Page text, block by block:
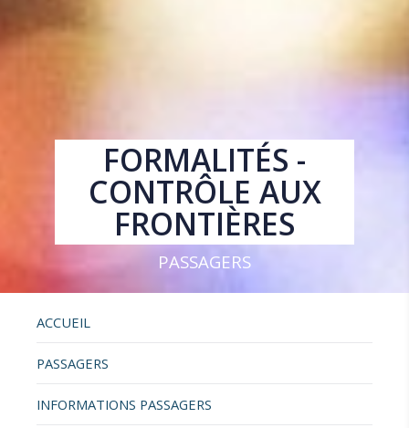
FORMALITÉS -
CONTRÔLE AUX
FRONTIÈRES
PASSAGERS
ACCUEIL
PASSAGERS
INFORMATIONS PASSAGERS